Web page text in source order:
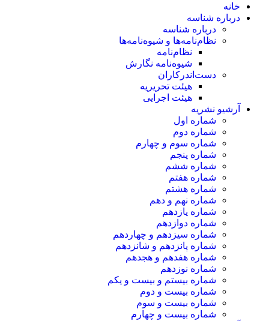
خانه
درباره شناسه
درباره شناسه
نظام‌نامه‌ها و شیوه‌نامه‌ها
نظام‌نامه
شیوه‌نامه نگارش
دست‌اندرکاران
هیئت تحریریه
هیئت اجرایی
آرشیو نشریه
شماره اول
شماره دوم
شماره سوم و چهارم
شماره پنجم
شماره ششم
شماره هفتم
شماره هشتم
شماره نهم و دهم
شماره یازدهم
شماره دوازدهم
شماره سیزدهم و چهاردهم
شماره پانزدهم و شانزدهم
شماره هفدهم و هجدهم
شماره نوزدهم
شماره بیستم و بیست و یکم
شماره بیست و دوم
شماره بیست و سوم
شماره بیست و چهارم